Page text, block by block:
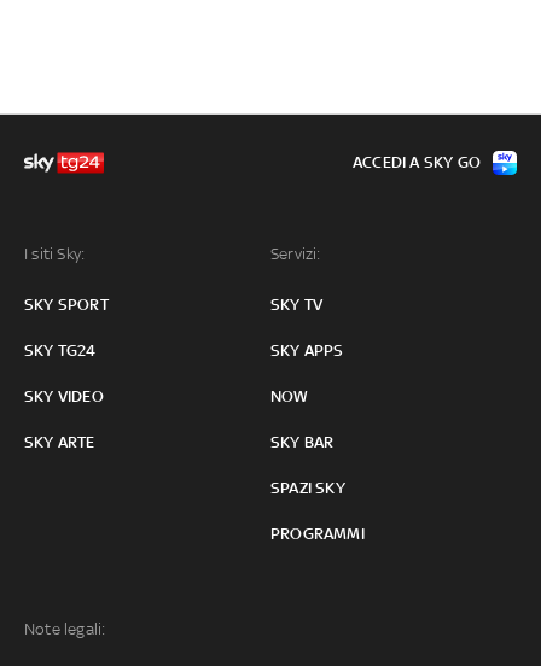
I siti Sky:
SKY SPORT
SKY TG24
SKY VIDEO
SKY ARTE
Servizi:
SKY TV
SKY APPS
NOW
SKY BAR
SPAZI SKY
PROGRAMMI
Note legali:
ACCEDI A SKY GO